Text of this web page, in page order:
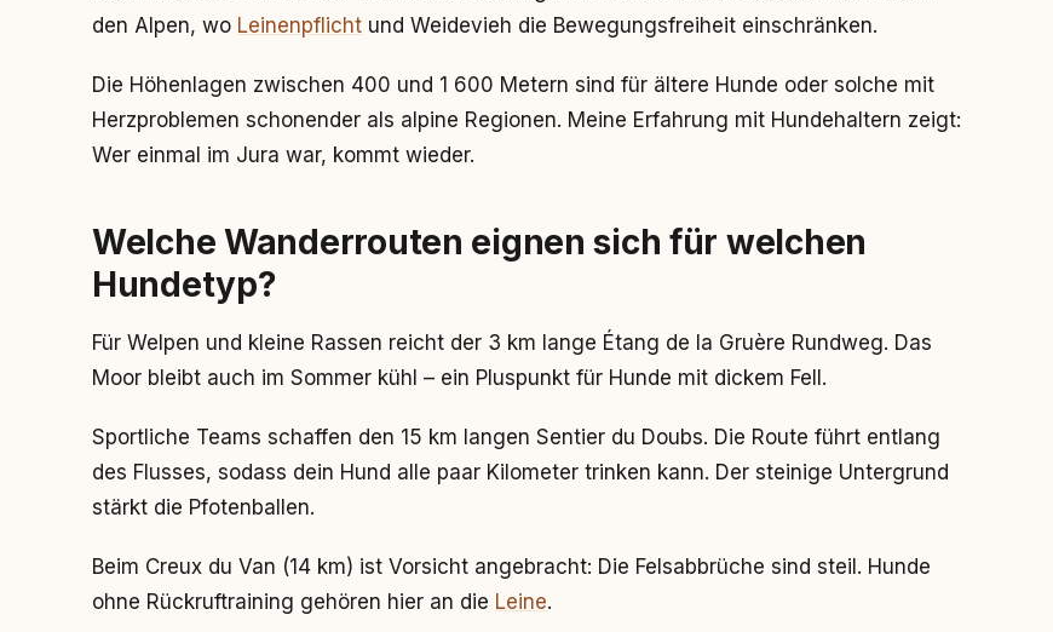
den Alpen, wo Leinenpflicht und Weidevieh die Bewegungsfreiheit einschränken.
Die Höhenlagen zwischen 400 und 1 600 Metern sind für ältere Hunde oder solche mit
Herzproblemen schonender als alpine Regionen. Meine Erfahrung mit Hundehaltern zeigt:
Wer einmal im Jura war, kommt wieder.
Welche Wanderrouten eignen sich für welchen
Hundetyp?
Für Welpen und kleine Rassen reicht der 3 km lange Étang de la Gruère Rundweg. Das
Moor bleibt auch im Sommer kühl – ein Pluspunkt für Hunde mit dickem Fell.
Sportliche Teams schaffen den 15 km langen Sentier du Doubs. Die Route führt entlang
des Flusses, sodass dein Hund alle paar Kilometer trinken kann. Der steinige Untergrund
stärkt die Pfotenballen.
Beim Creux du Van (14 km) ist Vorsicht angebracht: Die Felsabbrüche sind steil. Hunde
ohne Rückruftraining gehören hier an die Leine.